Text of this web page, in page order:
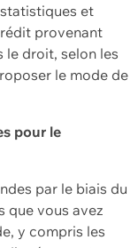
et
provenant
le droit, selon les
le mode de
pour le
par le biais du
que vous avez
y compris les